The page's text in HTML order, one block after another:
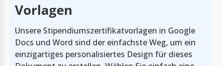
Vorlagen
Unsere Stipendiumszertifikatvorlagen in Google
Docs und Word sind der einfachste Weg, um ein
einzigartiges personalisiertes Design für dieses